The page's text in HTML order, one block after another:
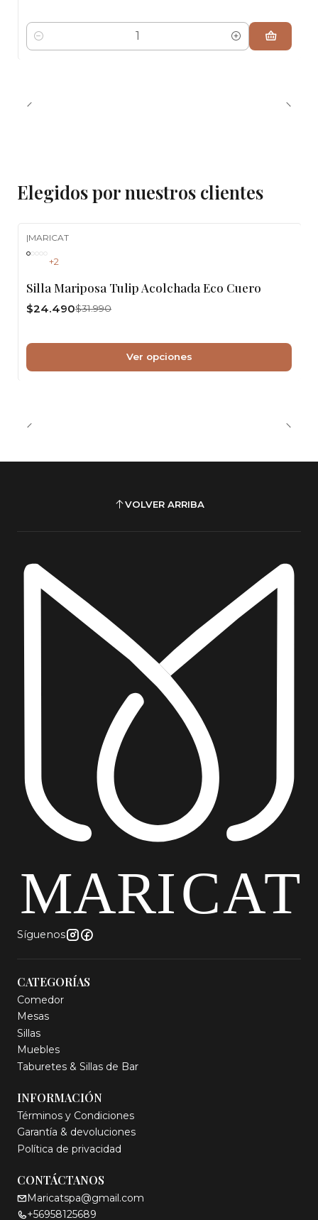
Cantidad
Elegidos por nuestros clientes
|MARICAT
+2
Silla Mariposa Tulip Acolchada Eco Cuero
$24.490$31.990
Ver opciones
VOLVER ARRIBA
Síguenos
CATEGORÍAS
Comedor
Mesas
Sillas
Muebles
Taburetes & Sillas de Bar
INFORMACIÓN
Términos y Condiciones
Garantía & devoluciones
Política de privacidad
CONTÁCTANOS
Maricatspa@gmail.com
+56958125689